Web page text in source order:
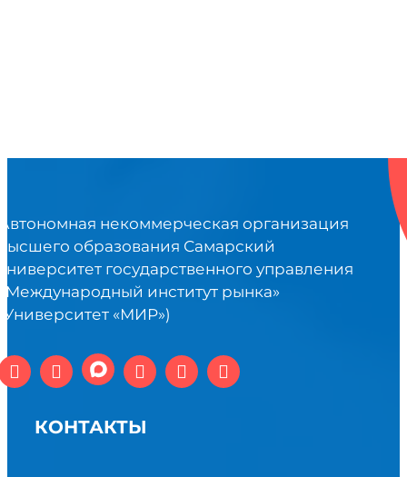
некоммерческая организация
образования Самарский
государственного управления
институт рынка»
«МИР»)
КОНТАКТЫ